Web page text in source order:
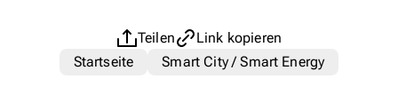
Teilen
Link kopieren
Startseite
Smart City / Smart Energy